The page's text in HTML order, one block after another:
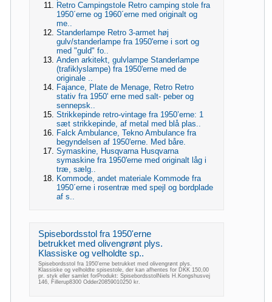
Retro Campingstole Retro camping stole fra
1950´erne og 1960´erne med originalt og
me..
Standerlampe Retro 3-armet høj
gulv/standerlampe fra 1950'erne i sort og
med "guld" fo..
Anden arkitekt, gulvlampe Standerlampe
(trafiklyslampe) fra 1950'erne med de
originale ..
Fajance, Plate de Menage, Retro Retro
stativ fra 1950' erne med salt- peber og
sennepsk..
Strikkepinde retro-vintage fra 1950’erne: 1
sæt strikkepinde, af metal med blå plas..
Falck Ambulance, Tekno Ambulance fra
begyndelsen af 1950'erne. Med båre.
Symaskine, Husqvarna Husqvarna
symaskine fra 1950'erne med originalt låg i
træ, sælg..
Kommode, andet materiale Kommode fra
1950´erne i rosentræ med spejl og bordplade
af s..
Spisebordsstol fra 1950'erne
betrukket med olivengrønt plys.
Klassiske og velholdte sp..
Spisebordsstol fra 1950'erne betrukket med olivengrønt plys.
Klassiske og velholdte spisestole, der kan afhentes for DKK 150,00
pr. styk eller samlet forProdukt: SpisebordsstolNiels H.Kongshusvej
146, Fillerup8300 Odder20859010250 kr.